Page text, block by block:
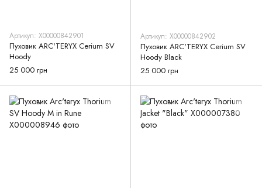
Артикул: X00000842901
Пуховик ARC'TERYX Cerium SV
Hoody
25 000 грн
Артикул: X00000842902
Пуховик ARC'TERYX Cerium SV
Hoody Black
25 000 грн